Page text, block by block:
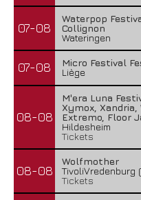
07-08
Waterpop
Collignon
Wateringen
07-08
Micro Festival
Liège
08-08
M'era Luna
Xymox,
Extremo, Floor
Hildesheim
Tickets
08-08
Wolfmother
TivoliVredenburg
Tickets